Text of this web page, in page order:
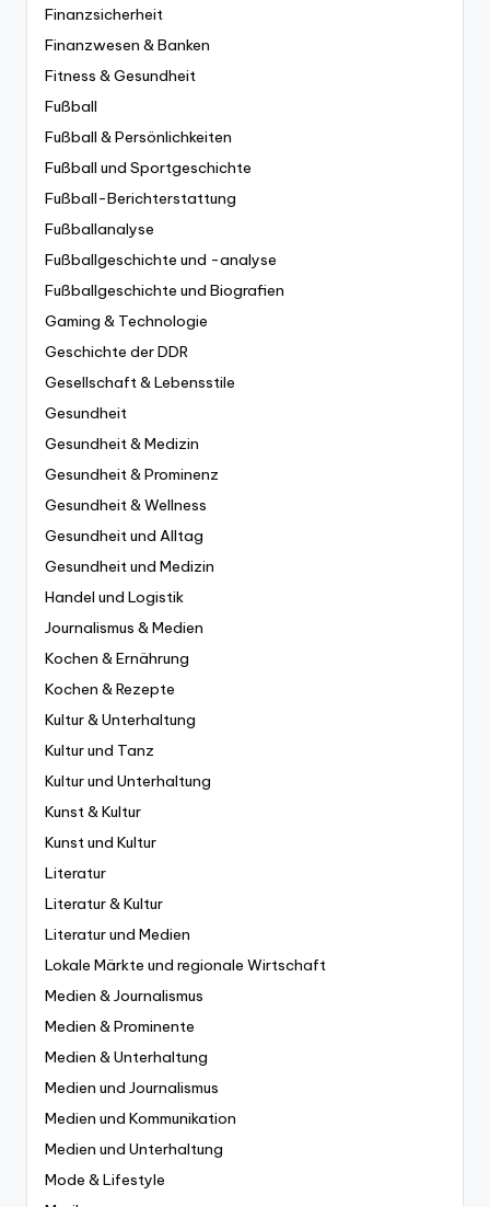
Finanzsicherheit
Finanzwesen & Banken
Fitness & Gesundheit
Fußball
Fußball & Persönlichkeiten
Fußball und Sportgeschichte
Fußball-Berichterstattung
Fußballanalyse
Fußballgeschichte und -analyse
Fußballgeschichte und Biografien
Gaming & Technologie
Geschichte der DDR
Gesellschaft & Lebensstile
Gesundheit
Gesundheit & Medizin
Gesundheit & Prominenz
Gesundheit & Wellness
Gesundheit und Alltag
Gesundheit und Medizin
Handel und Logistik
Journalismus & Medien
Kochen & Ernährung
Kochen & Rezepte
Kultur & Unterhaltung
Kultur und Tanz
Kultur und Unterhaltung
Kunst & Kultur
Kunst und Kultur
Literatur
Literatur & Kultur
Literatur und Medien
Lokale Märkte und regionale Wirtschaft
Medien & Journalismus
Medien & Prominente
Medien & Unterhaltung
Medien und Journalismus
Medien und Kommunikation
Medien und Unterhaltung
Mode & Lifestyle